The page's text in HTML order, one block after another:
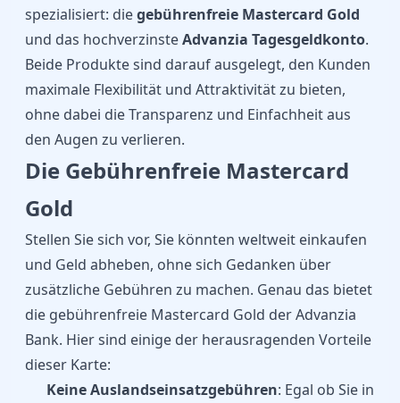
spezialisiert: diegebührenfreie Mastercard Gold
und das hochverzinsteAdvanzia Tagesgeldkonto.
Beide Produkte sind darauf ausgelegt, den Kunden
maximale Flexibilität und Attraktivität zu bieten,
ohne dabei die Transparenz und Einfachheit aus
den Augen zu verlieren.
Die Gebührenfreie Mastercard
Gold
Stellen Sie sich vor, Sie könnten weltweit einkaufen
und Geld abheben, ohne sich Gedanken über
zusätzliche Gebühren zu machen. Genau das bietet
die gebührenfreie Mastercard Gold der Advanzia
Bank. Hier sind einige der herausragenden Vorteile
dieser Karte:
Keine Auslandseinsatzgebühren: Egal ob Sie in